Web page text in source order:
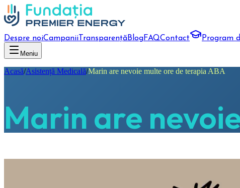
Despre noiCampanii TransparențăBlogFAQContact Program
Meniu
Acasă/Asistență Medicală/Marin are nevoie multe ore de terapia ABA
Marin are